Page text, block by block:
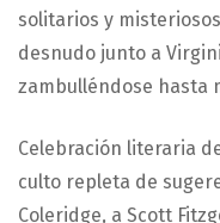
solitarios y
desnudo junto a
zambulléndose hasta
Celebración literaria
culto repleta de
Coleridge, a Scott